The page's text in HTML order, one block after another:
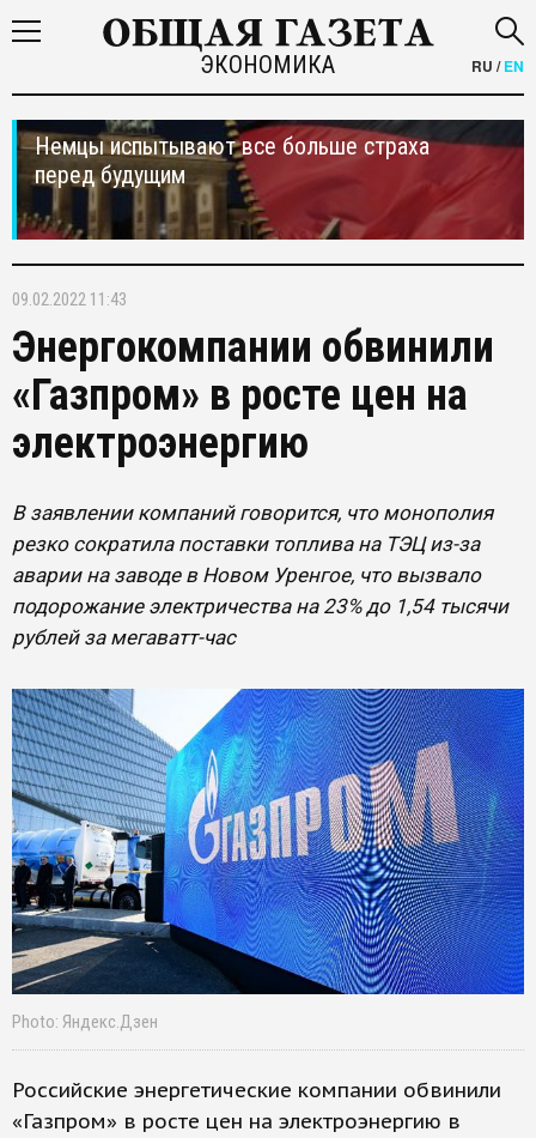
ЭКОНОМИКА RU /EN
Немцы испытывают все больше страха
перед будущим
09.02.2022 11:43
Энергокомпании обвинили
«Газпром» в росте цен на
электроэнергию
В заявлении компаний говорится, что монополия
резко сократила поставки топлива на ТЭЦ из-за
аварии на заводе в Новом Уренгое, что вызвало
подорожание электричества на 23% до 1,54 тысячи
рублей за мегаватт-час
Photo: Яндекс.Дзен
Российские энергетические компании обвинили
«Газпром» в росте цен на электроэнергию в